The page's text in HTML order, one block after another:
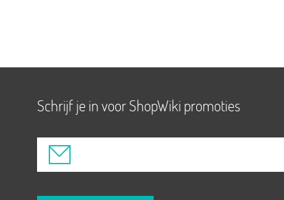
Schrijf je in voor ShopWiki promoties